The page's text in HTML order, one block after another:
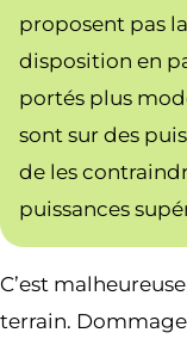
proposent pas
disposition en
portés plus
sont sur des
de les
puissances
C’est
terrain.